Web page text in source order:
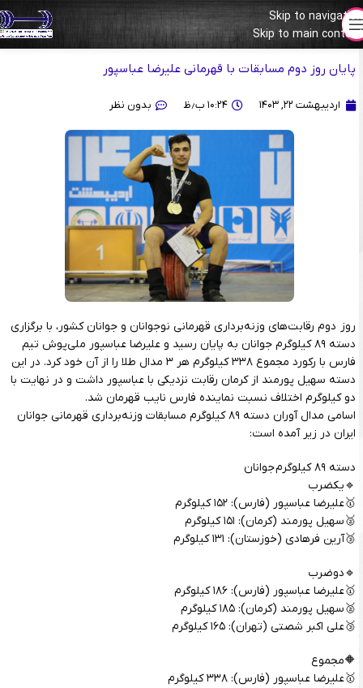
Skip to navigation
Skip to main content
مسابقات قهرمانی نوجوانان و جوانان ایران (همدان 1403)
پایان روز دوم مسابقات با قهرمانی علیرضا عباسپور
اردیبهشت ۲۲, ۱۴۰۳ ۱۰:۲۴ ب٫ظ بدون نظر
روز دوم رقابت‌های وزنه‌برداری قهرمانی نوجوانان و جوانان کشور، با برگزاری
دسته ۸۹ کیلوگرم جوانان به پایان رسید و علیرضا عباسپور ملی‌پوش تیم
فارس با رکورد مجموع ۳۳۸ کیلوگرم هر ۳ مدال طلا را از آن خود کرد. در این
دسته سهیل پورمند از کرمان رقابت نزدیکی با عباسپور داشت و در نهایت با
دو کیلوگرم اختلاف نسبت نماینده فارس نایب قهرمان شد.
اسامی مدال آوران دسته ۸۹ کیلوگرم مسابقات وزنه‌برداری قهرمانی جوانان
ایران در زیر آمده است:
دسته ۸۹ کیلوگرم جوانان
🔹یکضرب
🥇علیرضا عباسپور (فارس): ۱۵۲ کیلوگرم
🥈سهیل پورمند (کرمان): ۱۵۱ کیلوگرم
🥉آرین فرهادی (خوزستان): ۱۳۱ کیلوگرم
🔹دوضرب
🥇علیرضا عباسپور (فارس): ۱۸۶ کیلوگرم
🥈سهیل پورمند (کرمان): ۱۸۵ کیلوگرم
🥉علی اکبر شصتی (تهران): ۱۶۵ کیلوگرم
🔶مجموع
🥇علیرضا عباسپور (فارس): ۳۳۸ کیلوگرم